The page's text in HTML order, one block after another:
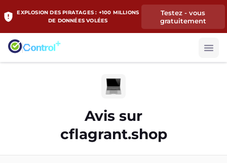
EXPLOSION DES PIRATAGES : +100 MILLIONS
DE DONNÉES VOLÉES
Testez - vous
gratuitement
Avis sur
cflagrant.shop